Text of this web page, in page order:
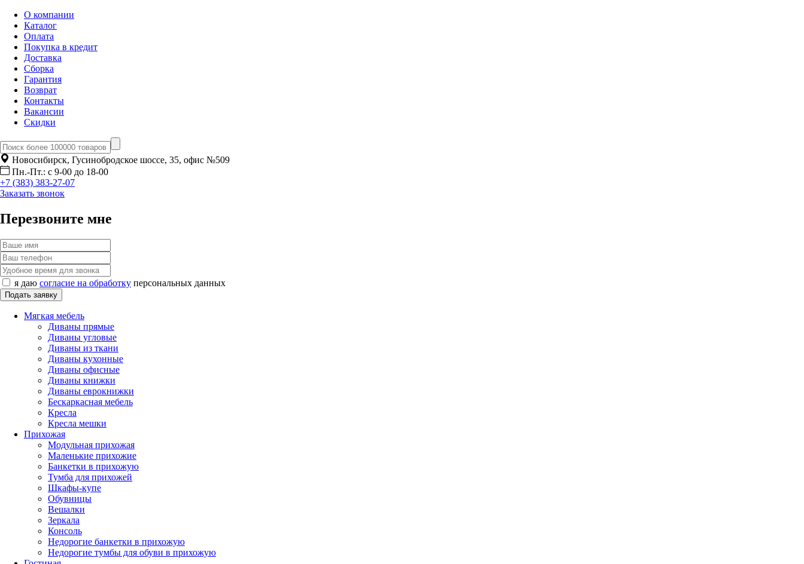
О компании
Каталог
Оплата
Покупка в кредит
Доставка
Сборка
Гарантия
Возврат
Контакты
Вакансии
Скидки
Новосибирск, Гусинобродское шоссе, 35, офис №509
Пн.-Пт.: с 9-00 до 18-00
+7 (383) 383-27-07
Заказать звонок
Перезвоните мне
я даю согласие на обработку персональных данных
Мягкая мебель
Диваны прямые
Диваны угловые
Диваны из ткани
Диваны кухонные
Диваны офисные
Диваны книжки
Диваны еврокнижки
Бескаркасная мебель
Кресла
Кресла мешки
Прихожая
Модульная прихожая
Маленькие прихожие
Банкетки в прихожую
Тумба для прихожей
Шкафы-купе
Обувницы
Вешалки
Зеркала
Консоль
Недорогие банкетки в прихожую
Недорогие тумбы для обуви в прихожую